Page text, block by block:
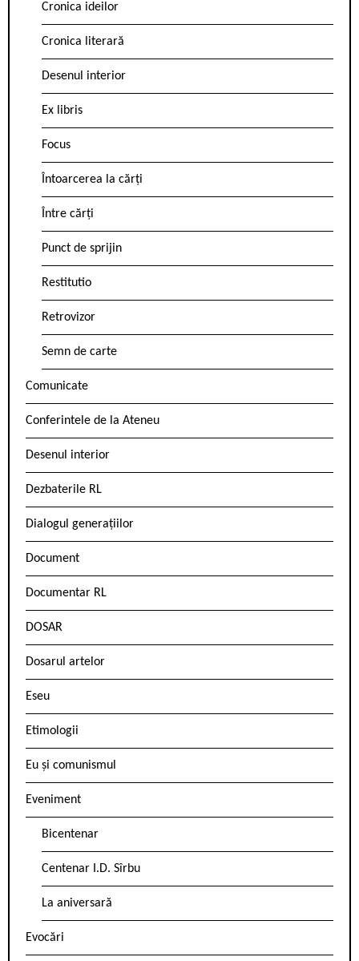
Cronica ideilor
Cronica literară
Desenul interior
Ex libris
Focus
Întoarcerea la cărți
Între cărți
Punct de sprijin
Restitutio
Retrovizor
Semn de carte
Comunicate
Conferintele de la Ateneu
Desenul interior
Dezbaterile RL
Dialogul generațiilor
Document
Documentar RL
DOSAR
Dosarul artelor
Eseu
Etimologii
Eu și comunismul
Eveniment
Bicentenar
Centenar I.D. Sîrbu
La aniversară
Evocări